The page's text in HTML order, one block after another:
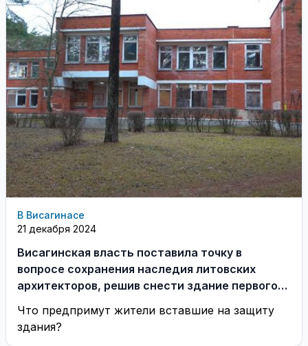
В Висагинасе
21 декабря 2024
Висагинская власть поставила точку в
вопросе сохранения наследия литовских
архитекторов, решив снести здание первого
Что предпримут жители вставшие на защиту
здания?